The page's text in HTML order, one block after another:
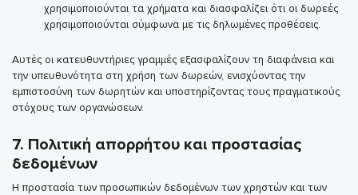
χρησιμοποιούνται τα χρήματα και διασφαλίζει ότι οι δωρεές
χρησιμοποιούνται σύμφωνα με τις δηλωμένες προθέσεις.
Αυτές οι κατευθυντήριες γραμμές εξασφαλίζουν τη διαφάνεια και
την υπευθυνότητα στη χρήση των δωρεών, ενισχύοντας την
εμπιστοσύνη των δωρητών και υποστηρίζοντας τους πραγματικούς
στόχους των οργανώσεων.
7. Πολιτική απορρήτου και προστασίας
δεδομένων
Η προστασία των προσωπικών δεδομένων των χρηστών και των